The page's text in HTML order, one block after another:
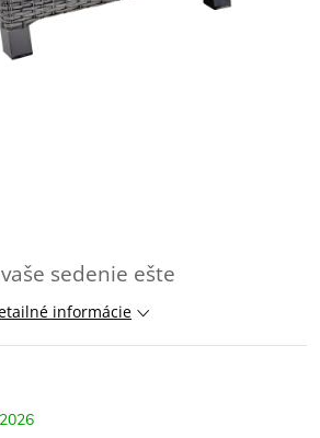
sedenie ešte
informácie